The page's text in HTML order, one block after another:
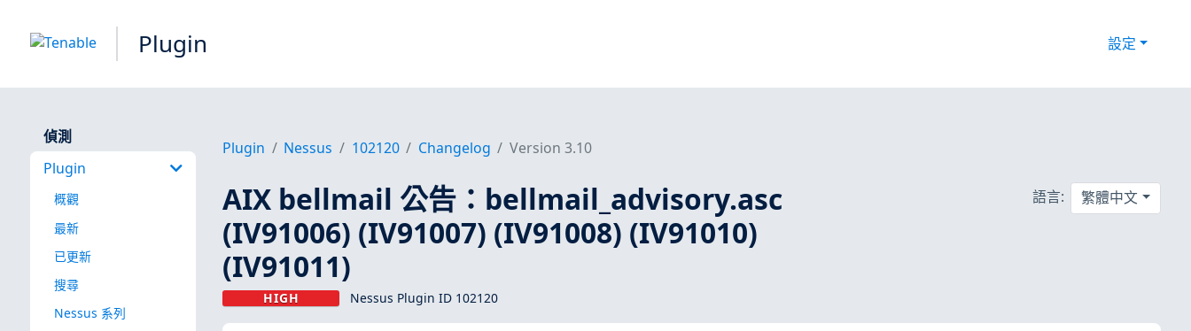
Plugin 設定
偵測
Plugin
概觀
最新
已更新
搜尋
Nessus 系列
Plugin Nessus 102120 Changelog Version 3.10
AIX bellmail 公告：bellmail_advisory.asc
(IV91006) (IV91007) (IV91008) (IV91010)
(IV91011)
HIGH Nessus Plugin ID 102120
語言: 繁體中文